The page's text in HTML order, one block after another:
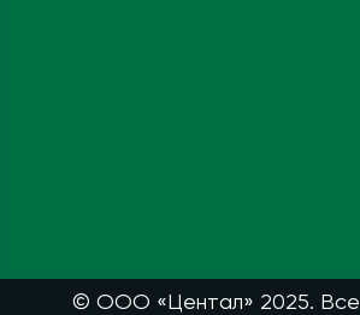
© ООО «Центал» 2025. Все